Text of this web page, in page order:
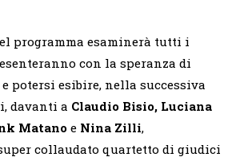
programma esaminerà tutti i
con la speranza di
potersi esibire, nella successiva
davanti a Claudio Bisio, Luciana
Matano e Nina Zilli,
collaudato quartetto di giudici